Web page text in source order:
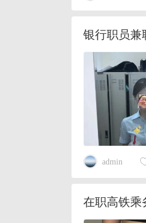
银行职员兼
admin
在职高铁乘